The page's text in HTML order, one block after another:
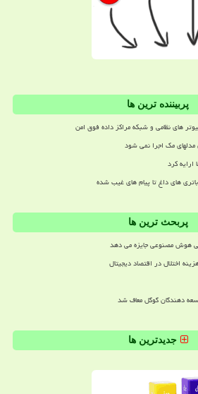
پربیننده ترین ها
های نظامی و شبکه مراکز داده فوق امن
کرد
های داغ تا پیام های غیب شده
پربحث ترین ها
هوش مصنوعی جایزه می دهد
اختلال در اقتصاد دیجیتال
دهندگان گوگل معاف شد
جدیدترین ها